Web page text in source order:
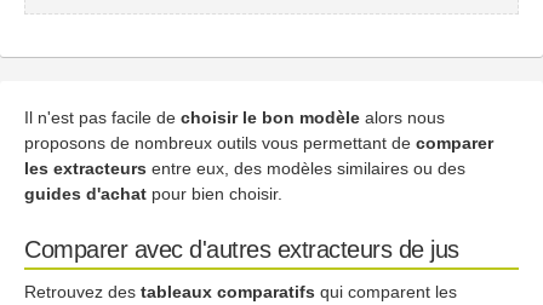
Il n'est pas facile de choisir le bon modèle alors nous
proposons de nombreux outils vous permettant de comparer
les extracteurs entre eux, des modèles similaires ou des
guides d'achat pour bien choisir.
Comparer avec d'autres extracteurs de jus
Retrouvez des tableaux comparatifs qui comparent les